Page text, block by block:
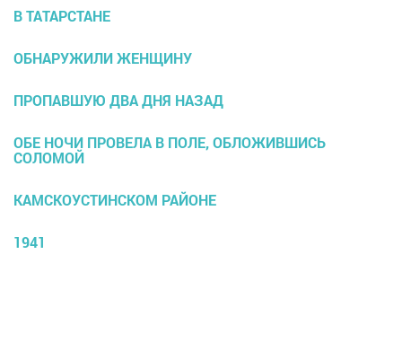
В ТАТАРСТАНЕ
ОБНАРУЖИЛИ ЖЕНЩИНУ
ПРОПАВШУЮ ДВА ДНЯ НАЗАД
ОБЕ НОЧИ ПРОВЕЛА В ПОЛЕ, ОБЛОЖИВШИСЬ
СОЛОМОЙ
КАМСКОУСТИНСКОМ РАЙОНЕ
1941